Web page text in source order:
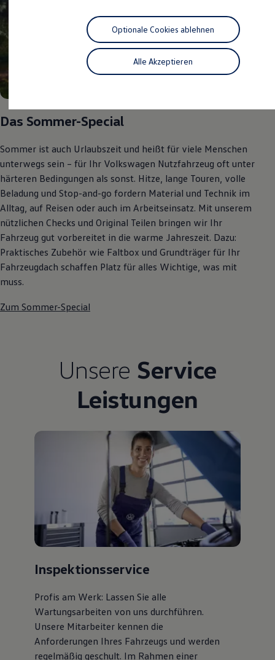
Ladezeitensimulator
Ladelösungen für Privatkunden
Ladelösungen für Gewerbekunden
Wallbox und Ladekabel
Bidirektionales Laden
Förderung & Kosten der Elektrofahrzeuge
Kostensimulator
Autonomes Fahren
Mehr zum ID. Buzz
California Welt
California Club
California Magazin & Ratgeber
Vanlife
Ratgeber
Routen & Reisen
California Reisen & Erlebnisse
California App
California Lifestyle & Zubehör
Übernachten im California
Marke
Unternehmen
Karriere im Autohaus
Events
Rückblick VW Bus Festival 2023
Bulli Magazin
Fahrzeugabholung ab Werk
Das Sommer-Special
Sommer ist auch Urlaubszeit und heißt für viele Menschen
unterwegs sein – für Ihr Volkswagen Nutzfahrzeug oft unter
härteren Bedingungen als sonst. Hitze, lange Touren, volle
Beladung und Stop-and-go fordern Material und Technik im
Alltag, auf Reisen oder auch im Arbeitseinsatz. Mit unserem
nützlichen Checks und Original Teilen bringen wir Ihr
Fahrzeug gut vorbereitet in die warme Jahreszeit. Dazu:
Praktisches Zubehör wie Faltbox und Grundträger für Ihr
Fahrzeugdach schaffen Platz für alles Wichtige, was mit
muss.
Zum Sommer-Special
Unsere Service
Leistungen
Inspektionsservice
Profis am Werk: Lassen Sie alle
Wartungsarbeiten von uns durchführen.
Unsere Mitarbeiter kennen die
Anforderungen Ihres Fahrzeugs und werden
regelmäßig geschult. Im Rahmen einer
Alle Akzeptieren
Optionale Cookies ablehnen